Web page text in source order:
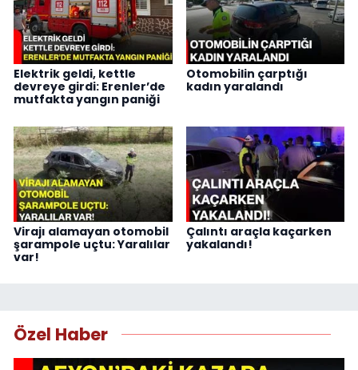
Elektrik geldi, kettle
devreye girdi: Erenler’de
mutfakta yangın paniği
Otomobilin çarptığı
kadın yaralandı
Virajı alamayan otomobil
şarampole uçtu: Yaralılar
var!
Çalıntı araçla kaçarken
yakalandı!
Özel Haber